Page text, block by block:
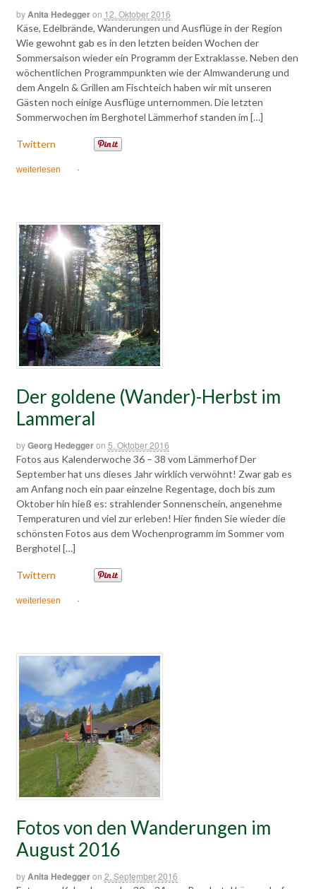
byAnita Hedeggeron 12. Oktober 2016
Käse, Edelbrände, Wanderungen und Ausflüge in der Region
Wie gewohnt gab es in den letzten beiden Wochen der
Sommersaison wieder ein Programm der Extraklasse. Neben den
wöchentlichen Programmpunkten wie der Almwanderung und
dem Angeln & Grillen am Fischteich haben wir mit unseren
Gästen noch einige Ausflüge unternommen. Die letzten
Sommerwochen im Berghotel Lämmerhof standen im […]
Twittern
weiterlesen ·
Der goldene (Wander)-Herbst im
Lammeral
byGeorg Hedeggeron 5. Oktober 2016
Fotos aus Kalenderwoche 36 – 38 vom Lämmerhof Der
September hat uns dieses Jahr wirklich verwöhnt! Zwar gab es
am Anfang noch ein paar einzelne Regentage, doch bis zum
Oktober hin hieß es: strahlender Sonnenschein, angenehme
Temperaturen und viel zur erleben! Hier finden Sie wieder die
schönsten Fotos aus dem Wochenprogramm im Sommer vom
Berghotel […]
Twittern
weiterlesen ·
Fotos von den Wanderungen im
August 2016
by Anita Hedeggeron 2. September 2016